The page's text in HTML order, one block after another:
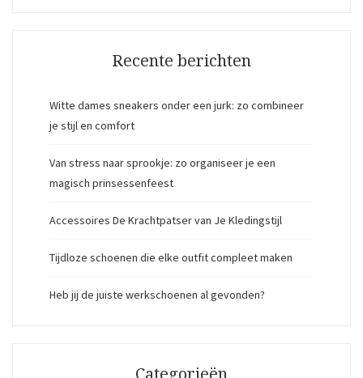
Recente berichten
Witte dames sneakers onder een jurk: zo combineer
je stijl en comfort
Van stress naar sprookje: zo organiseer je een
magisch prinsessenfeest
Accessoires De Krachtpatser van Je Kledingstijl
Tijdloze schoenen die elke outfit compleet maken
Heb jij de juiste werkschoenen al gevonden?